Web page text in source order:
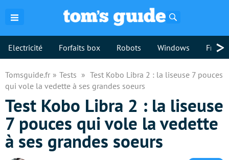
Electricité Forfaits box Robots Windows >
Tomsguide.fr Tests
Test Kobo Libra 2 : la liseuse 7 pouces
qui vole la vedette à ses grandes soeurs
Test Kobo Libra 2 : la liseuse
7 pouces qui vole la vedette
à ses grandes soeurs